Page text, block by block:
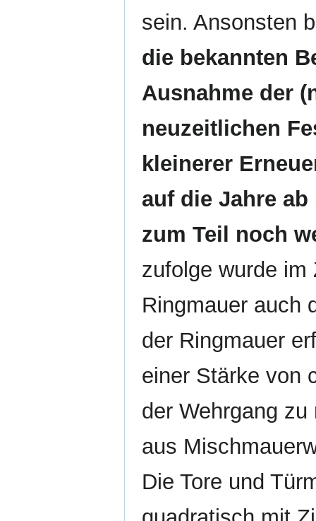
sein. Ansonsten
die bekannten
Ausnahme der
neuzeitlichen
kleinerer
auf die Jahre
zum Teil noch
zufolge wurde im
Ringmauer auch
der Ringmauer
einer Stärke von
der Wehrgang
aus
Die Tore und